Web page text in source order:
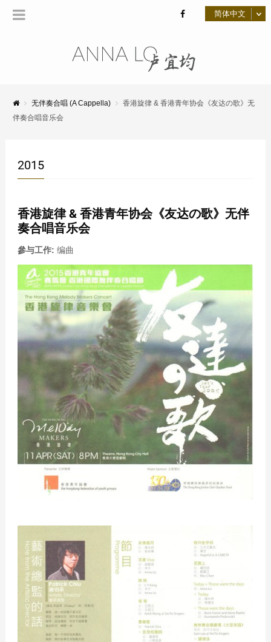
无伴奏合唱 (A Cappella)
香港旋律 & 香港青年协会《友达の歌》无
伴奏合唱音乐会
2015
香港旋律 & 香港青年协会《友达の歌》无伴
奏合唱音乐会
參与工作: 编曲